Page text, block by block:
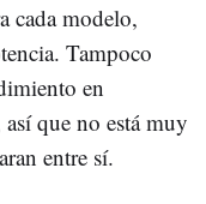
cada modelo,
Tampoco
en
que no está muy
entre sí.